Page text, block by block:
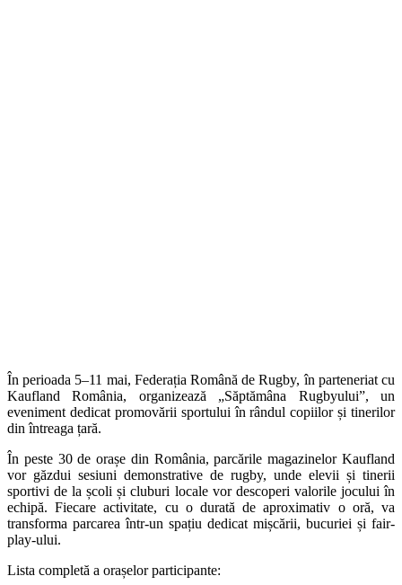
În perioada 5–11 mai, Federația Română de Rugby, în parteneriat cu
Kaufland România, organizează „Săptămâna Rugbyului”, un
eveniment dedicat promovării sportului în rândul copiilor și tinerilor
din întreaga țară.
În peste 30 de orașe din România, parcările magazinelor Kaufland
vor găzdui sesiuni demonstrative de rugby, unde elevii și tinerii
sportivi de la școli și cluburi locale vor descoperi valorile jocului în
echipă. Fiecare activitate, cu o durată de aproximativ o oră, va
transforma parcarea într-un spațiu dedicat mișcării, bucuriei și fair-
play-ului.
Lista completă a orașelor participante: